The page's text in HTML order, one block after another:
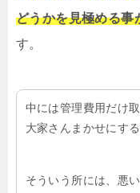
どうかを見極める事
す。
中には管理費用だけ
大家さんまかせにす
そういう所には、悪